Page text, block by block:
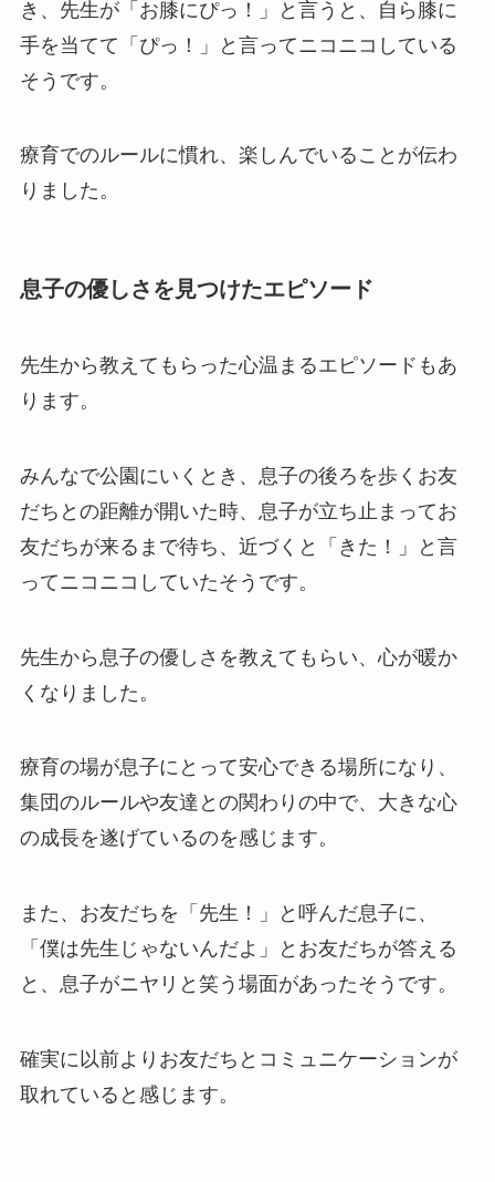
き、先生が「お膝にぴっ！」と言うと、自ら膝に
手を当てて「ぴっ！」と言ってニコニコしている
そうです。
療育でのルールに慣れ、楽しんでいることが伝わ
りました。
息子の優しさを見つけたエピソード
先生から教えてもらった心温まるエピソードもあ
ります。
みんなで公園にいくとき、息子の後ろを歩くお友
だちとの距離が開いた時、息子が立ち止まってお
友だちが来るまで待ち、近づくと「きた！」と言
ってニコニコしていたそうです。
先生から息子の優しさを教えてもらい、心が暖か
くなりました。
療育の場が息子にとって安心できる場所になり、
集団のルールや友達との関わりの中で、大きな心
の成長を遂げているのを感じます。
また、お友だちを「先生！」と呼んだ息子に、
「僕は先生じゃないんだよ」とお友だちが答える
と、息子がニヤリと笑う場面があったそうです。
確実に以前よりお友だちとコミュニケーションが
取れていると感じます。